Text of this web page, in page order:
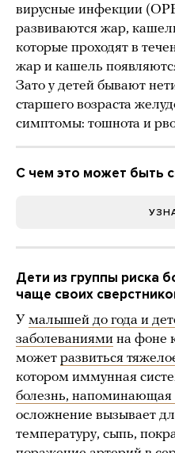
вирусные инфекции
развиваются жар,
которые проходят в
жар и кашель
Зато у детей бывают
старшего возраста
симптомы: тошнота и
С чем это может быть
Дети из группы риска
чаще своих
У малышей до года и
заболеваниями на фоне
может развиться
котором иммунная
болезнь,
осложнение вызывает
температуру, сыпь,